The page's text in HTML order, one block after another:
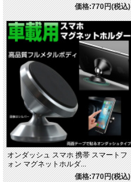
価格:770円(税込)
オンダッシュ スマホ 携帯 スマートフ
ォン マグネットホルダ...
価格:770円(税込)